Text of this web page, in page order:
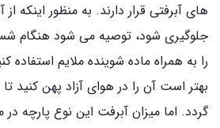
های آبرفتی قرار دارند. به منظور اینکه
جلوگیری شود، توصیه می شود هنگام
را به همراه ماده شوینده ملایم
بهتر است آن را در هوای آزاد پهن
گردد. اما میزان آبرفت این نوع پارچه